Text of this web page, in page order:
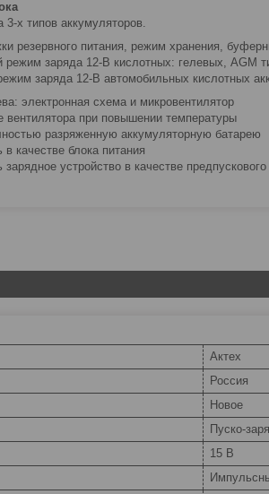
х типов аккумуляторов.
резервного питания, режим хранения,
режим заряда 12-В кислотных: гелевых, AGM
заряда 12-В автомобильных кислотных
электронная схема и микровентилятор
вентилятора при повышении температуры
разряженную аккумуляторную батарею
качестве блока питания
устройство в качестве
Актех
Россия
Новое
Пуско-
15 В